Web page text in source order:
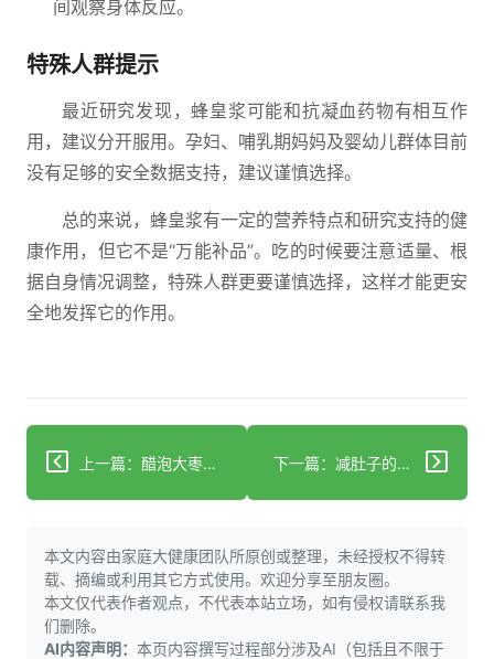
间观察身体反应。
特殊人群提示
最近研究发现，蜂皇浆可能和抗凝血药物有相互作
用，建议分开服用。孕妇、哺乳期妈妈及婴幼儿群体目前
没有足够的安全数据支持，建议谨慎选择。
总的来说，蜂皇浆有一定的营养特点和研究支持的健
康作用，但它不是“万能补品”。吃的时候要注意适量、根
据自身情况调整，特殊人群更要谨慎选择，这样才能更安
全地发挥它的作用。
上一篇：醋泡大枣柠檬冰糖能减肥？3个科学分析帮你避坑稳瘦 下一篇：减肚子的科学方法：饮食运动双管齐下
本文内容由家庭大健康团队所原创或整理，未经授权不得转
载、摘编或利用其它方式使用。欢迎分享至朋友圈。
本文仅代表作者观点，不代表本站立场，如有侵权请联系我
们删除。
AI内容声明： 本页内容撰写过程部分涉及AI（包括且不限于